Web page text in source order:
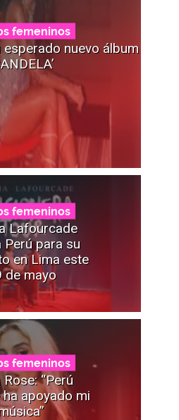
femeninos
esperado nuevo álbum
femeninos
Lafourcade
Perú para su
en Lima este
de mayo
femeninos
Rose: “Perú
apoyado mi